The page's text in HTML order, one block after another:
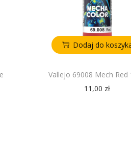
Dodaj do
Vallejo 69008 Mech Red
11,00 zł